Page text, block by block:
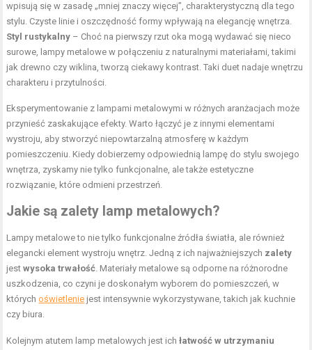
wpisują się w zasadę „mniej znaczy więcej”, charakterystyczną dla tego
stylu. Czyste linie i oszczędność formy wpływają na elegancję wnętrza.
Styl rustykalny – Choć na pierwszy rzut oka mogą wydawać się nieco
surowe, lampy metalowe w połączeniu z naturalnymi materiałami, takimi
jak drewno czy wiklina, tworzą ciekawy kontrast. Taki duet nadaje wnętrzu
charakteru i przytulności.
Eksperymentowanie z lampami metalowymi w różnych aranżacjach może
przynieść zaskakujące efekty. Warto łączyć je z innymi elementami
wystroju, aby stworzyć niepowtarzalną atmosferę w każdym
pomieszczeniu. Kiedy dobierzemy odpowiednią lampę do stylu swojego
wnętrza, zyskamy nie tylko funkcjonalne, ale także estetyczne
rozwiązanie, które odmieni przestrzeń.
Jakie są zalety lamp metalowych?
Lampy metalowe to nie tylko funkcjonalne źródła światła, ale również
elegancki element wystroju wnętrz. Jedną z ich najważniejszych zalety
jestwysoka trwałość. Materiały metalowe są odporne na różnorodne
uszkodzenia, co czyni je doskonałym wyborem do pomieszczeń, w
którychoświetlenie jest intensywnie wykorzystywane, takich jak kuchnie
czy biura.
Kolejnym atutem lamp metalowych jest ichłatwość w utrzymaniu